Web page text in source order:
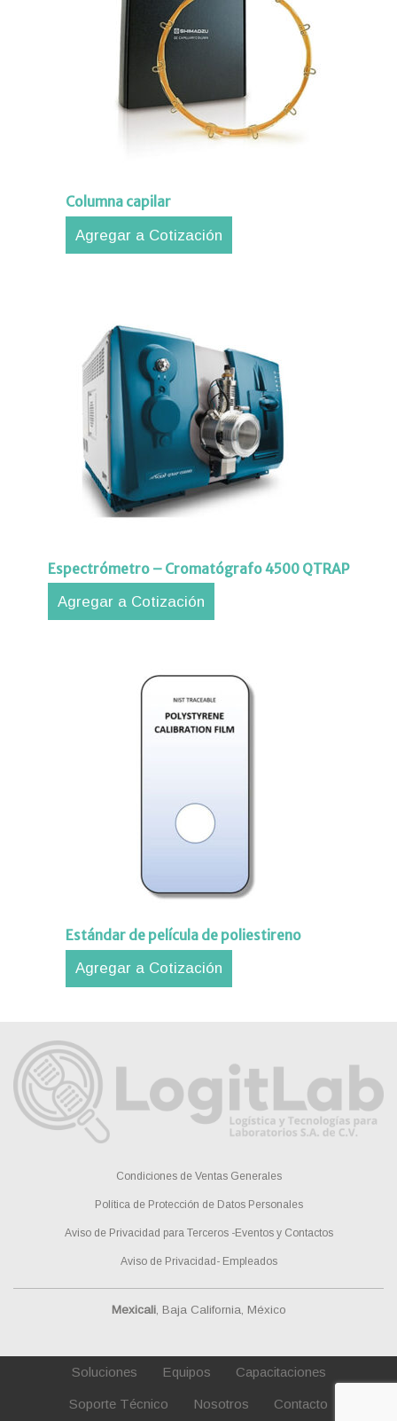
Columna capilar
Agregar a Cotización
Espectrómetro – Cromatógrafo 4500 QTRAP
Agregar a Cotización
Estándar de película de poliestireno
Agregar a Cotización
Condiciones de Ventas Generales
Política de Protección de Datos Personales
Aviso de Privacidad para Terceros -Eventos y Contactos
Aviso de Privacidad- Empleados
Mexicali, Baja California, México
Soluciones Equipos Capacitaciones
Soporte Técnico Nosotros Contacto